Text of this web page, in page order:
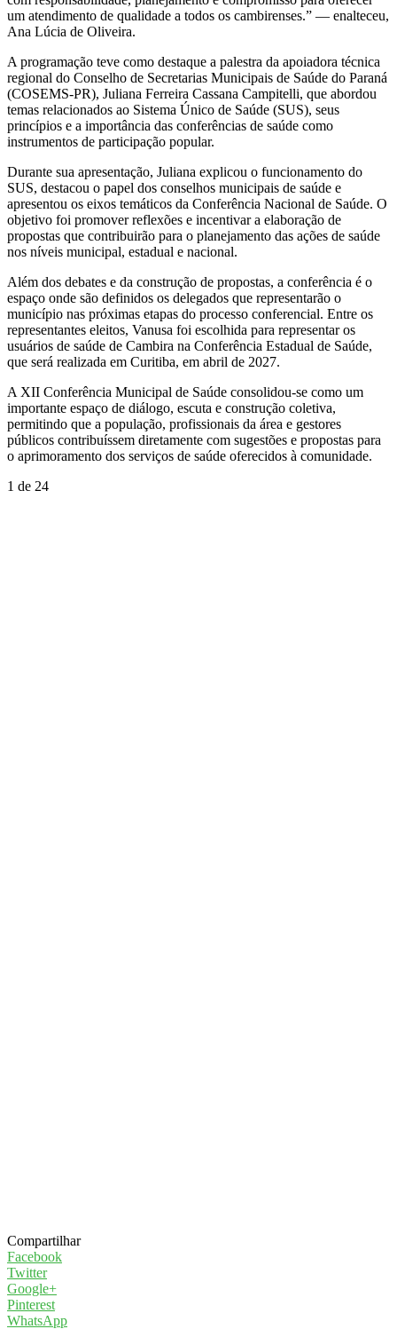
um atendimento de qualidade a todos os cambirenses.” — enalteceu,
Ana Lúcia de Oliveira.
A programação teve como destaque a palestra da apoiadora técnica
regional do Conselho de Secretarias Municipais de Saúde do Paraná
(COSEMS-PR), Juliana Ferreira Cassana Campitelli, que abordou
temas relacionados ao Sistema Único de Saúde (SUS), seus
princípios e a importância das conferências de saúde como
instrumentos de participação popular.
Durante sua apresentação, Juliana explicou o funcionamento do
SUS, destacou o papel dos conselhos municipais de saúde e
apresentou os eixos temáticos da Conferência Nacional de Saúde. O
objetivo foi promover reflexões e incentivar a elaboração de
propostas que contribuirão para o planejamento das ações de saúde
nos níveis municipal, estadual e nacional.
Além dos debates e da construção de propostas, a conferência é o
espaço onde são definidos os delegados que representarão o
município nas próximas etapas do processo conferencial. Entre os
representantes eleitos, Vanusa foi escolhida para representar os
usuários de saúde de Cambira na Conferência Estadual de Saúde,
que será realizada em Curitiba, em abril de 2027.
A XII Conferência Municipal de Saúde consolidou-se como um
importante espaço de diálogo, escuta e construção coletiva,
permitindo que a população, profissionais da área e gestores
públicos contribuíssem diretamente com sugestões e propostas para
o aprimoramento dos serviços de saúde oferecidos à comunidade.
1 de 24
Compartilhar
Facebook
Twitter
Google+
Pinterest
WhatsApp